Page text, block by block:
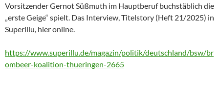
Vorsitzender Gernot Süßmuth im Hauptberuf buchstäblich die
„erste Geige“ spielt. Das Interview, Titelstory (Heft 21/2025) in
Superillu, hier online.
https://www.superillu.de/magazin/politik/deutschland/bsw/br
ombeer-koalition-thueringen-2665